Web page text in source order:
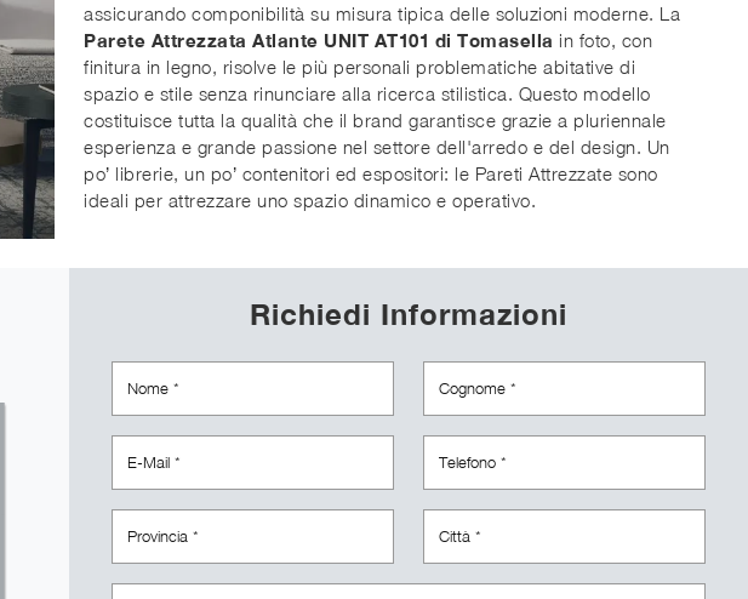
assicurando componibilità su misura tipica delle soluzioni moderne. La
Parete Attrezzata Atlante UNIT AT101 di Tomasella in foto, con
finitura in legno, risolve le più personali problematiche abitative di
spazio e stile senza rinunciare alla ricerca stilistica. Questo modello
costituisce tutta la qualità che il brand garantisce grazie a pluriennale
esperienza e grande passione nel settore dell'arredo e del design. Un
po’ librerie, un po’ contenitori ed espositori: le Pareti Attrezzate sono
ideali per attrezzare uno spazio dinamico e operativo.
Richiedi Informazioni